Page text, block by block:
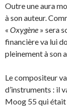
Outre une aura
à son auteur.
« Oxygène » sera
financière va lui
pleinement à son
Le compositeur
d’instruments : il
Moog 55 qui était